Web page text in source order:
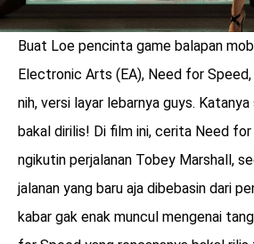
benefit
Buat Loe pencinta game balapan
Electronic Arts (EA), Need for
nih, versi layar lebarnya guys.
bakal dirilis! Di film ini, cerita Need
ngikutin perjalanan Tobey Marshall,
jalanan yang baru aja dibebasin dari
kabar gak enak muncul mengenai